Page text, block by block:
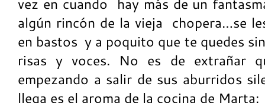
vez en cuando hay más de un
algún rincón de la vieja chopera…se
en bastos y a poquito que te quedes
risas y voces. No es de extrañar
empezando a salir de sus aburridos
llega es el aroma de la cocina de Marta: